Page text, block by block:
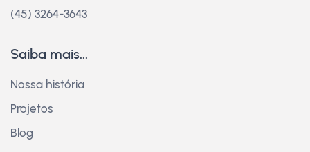
(45) 3264-3643
Saiba mais...
Nossa história
Projetos
Blog